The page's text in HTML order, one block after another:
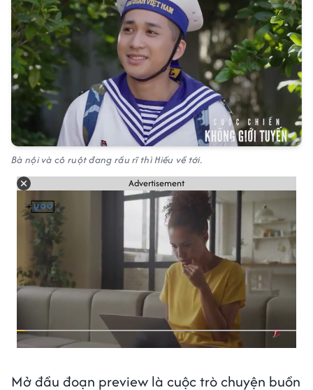
Bà nội và cô ruột đang rầu rĩ thì Hiếu về tới.
Advertisement
Mở đầu đoạn preview là cuộc trò chuyện buồn